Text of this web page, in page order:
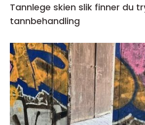
Tannlege skien slik finner du trygg og god
tannbehandling